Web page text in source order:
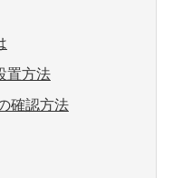
置方法
確認方法